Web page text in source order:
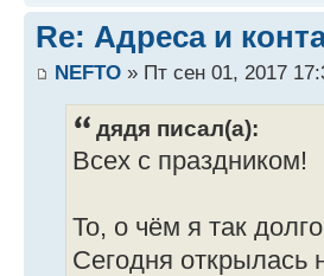
Re: Адреса и
NEFTO » Пт сен 01, 2017
дядя писал(а):
Всех с праздником!
То, о чём я так
Сегодня